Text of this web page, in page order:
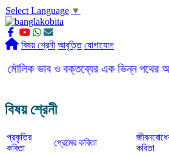
Select Language ▼
বিষয় শ্রেনী আবৃত্তি যোগাযোগ
ভাব ও বক্তব্যের এক ভিন্ন
বিষয় শ্রেনী
প্রকৃতির
কবিতা
প্রেমের কবিতা
কবিতা